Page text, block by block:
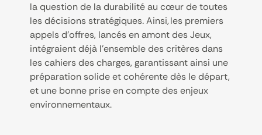
la question de la durabilité au cœur de toutes
les décisions stratégiques.Ainsi,les premiers
appels d’offres, lancés en amont des Jeux,
intégraient déjà l’ensemble des critères dans
les cahiers des charges, garantissant ainsi une
préparation solide et cohérente dès le départ,
et une bonne prise en compte des enjeux
environnementaux.